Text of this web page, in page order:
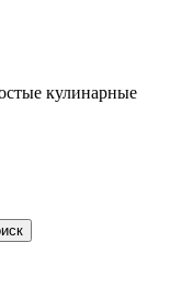
кулинарные